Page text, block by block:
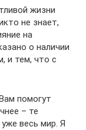
жизни
не знает,
на
о наличии
и тем, что с
помогут
– те
весь мир. Я